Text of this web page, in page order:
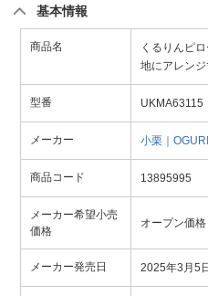
基本情報
商品名
くるりんピ
地にアレン
型番 UKMA63115
メーカー 小栗｜OGURI
商品コード 13895995
メーカー希望小売
価格
オープン価格
メーカー発売日 2025年3月5日